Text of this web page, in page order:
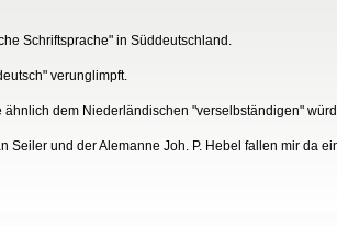
Schriftsprache" in Süddeutschland.
verunglimpft.
dem Niederländischen "verselbständigen"
und der Alemanne Joh. P. Hebel fallen mir da